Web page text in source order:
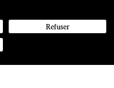
Refuser